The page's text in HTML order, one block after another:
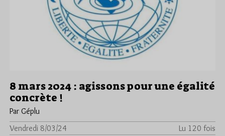
8 mars 2024 : agissons pour une égalité
concrète !
Par Géplu
Vendredi 8/03/24
Lu 120 fois